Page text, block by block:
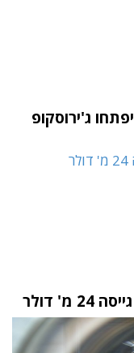
Maris-Tech ו-Quantum Gyro יפתחו ג'ירוסקופ